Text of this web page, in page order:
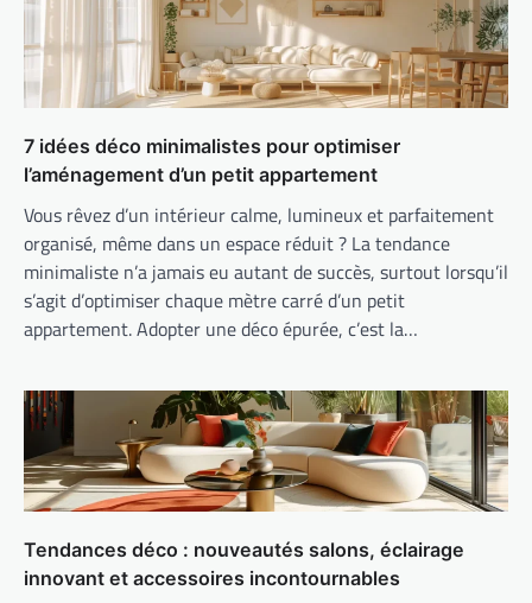
7 idées déco minimalistes pour optimiser
l’aménagement d’un petit appartement
Vous rêvez d’un intérieur calme, lumineux et parfaitement
organisé, même dans un espace réduit ? La tendance
minimaliste n’a jamais eu autant de succès, surtout lorsqu’il
s’agit d’optimiser chaque mètre carré d’un petit
appartement. Adopter une déco épurée, c’est la…
Tendances déco : nouveautés salons, éclairage
innovant et accessoires incontournables